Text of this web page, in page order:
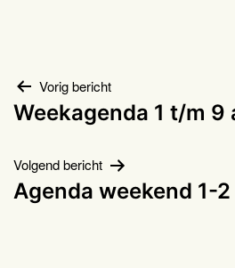
Bericht
navigatie
Vorig bericht
Weekagenda 1 t/m 9
Volgend bericht
Agenda weekend 1-